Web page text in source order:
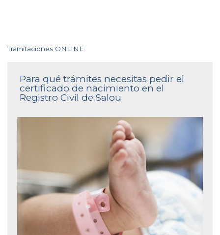
Tramitaciones ONLINE
Para qué trámites necesitas pedir el
certificado de nacimiento en el
Registro Civil de Salou